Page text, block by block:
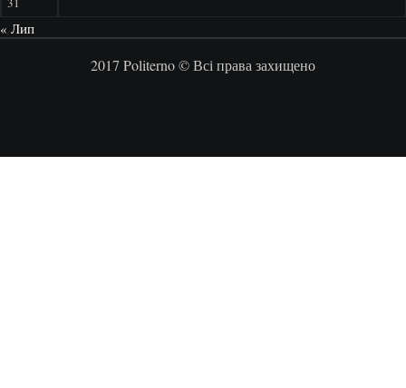
« Лип
2017 Politerno © Всі права захищено